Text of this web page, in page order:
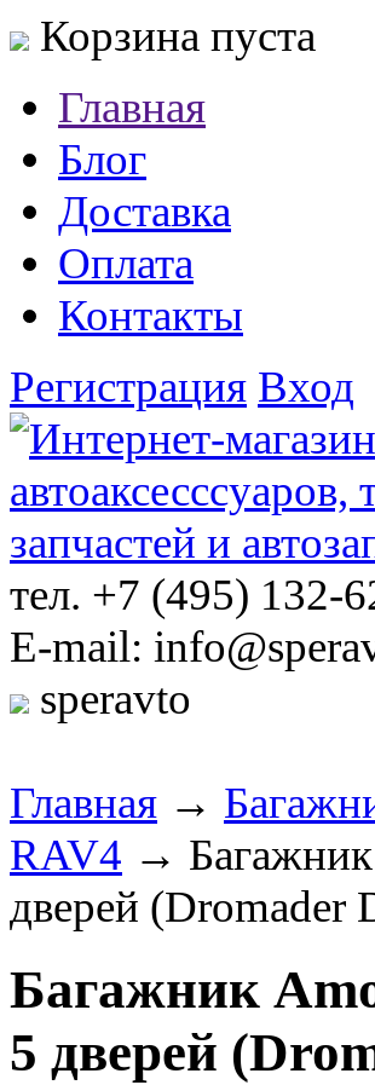
Корзина пуста
Главная
Блог
Доставка
Оплата
Контакты
Регистрация Вход
тел. +7 (495) 132-
E-mail:
speravto
Главная →
RAV4 → Багажник
дверей (Dromader
Багажник
5 дверей